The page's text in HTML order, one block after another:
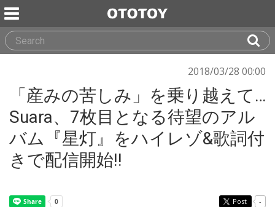
2018/03/28 00:00
「産みの苦しみ」を乗り越えて…
Suara、7枚目となる待望のアル
バム『星灯』をハイレゾ&歌詞付
きで配信開始!!
Post -